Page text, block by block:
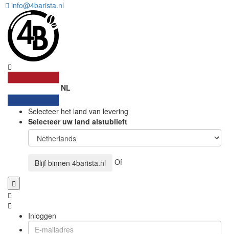
info@4barista.nl
NL
Selecteer het land van levering
Selecteer uw land alstublieft
Blijf binnen 4barista.nl Of
Inloggen